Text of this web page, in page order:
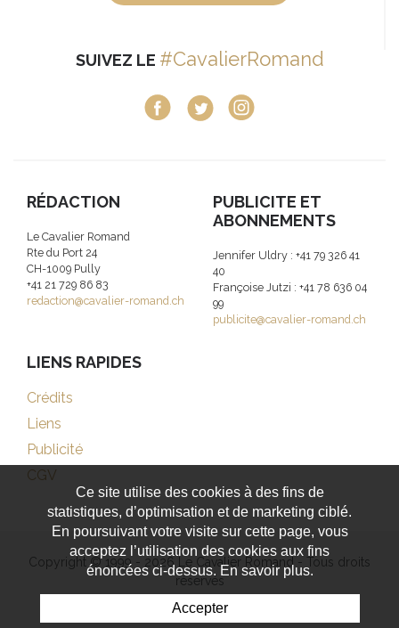
SUIVEZ LE #CavalierRomand
RÉDACTION
Le Cavalier Romand
Rte du Port 24
CH-1009 Pully
+41 21 729 86 83
redaction@cavalier-romand.ch
PUBLICITE ET
ABONNEMENTS
Jennifer Uldry : +41 79 326 41
40
Françoise Jutzi : +41 78 636 04
99
publicite@cavalier-romand.ch
LIENS RAPIDES
Crédits
Liens
Publicité
CGV
Copyright © 1999 - 2026 Le Cavalier Romand - Tous droits
réservés
-Generated with IceCube2.Net
Ce site utilise des cookies à des fins de
statistiques, d’optimisation et de marketing ciblé.
En poursuivant votre visite sur cette page, vous
acceptez l’utilisation des cookies aux fins
énoncées ci-dessus. En savoir plus.
Accepter